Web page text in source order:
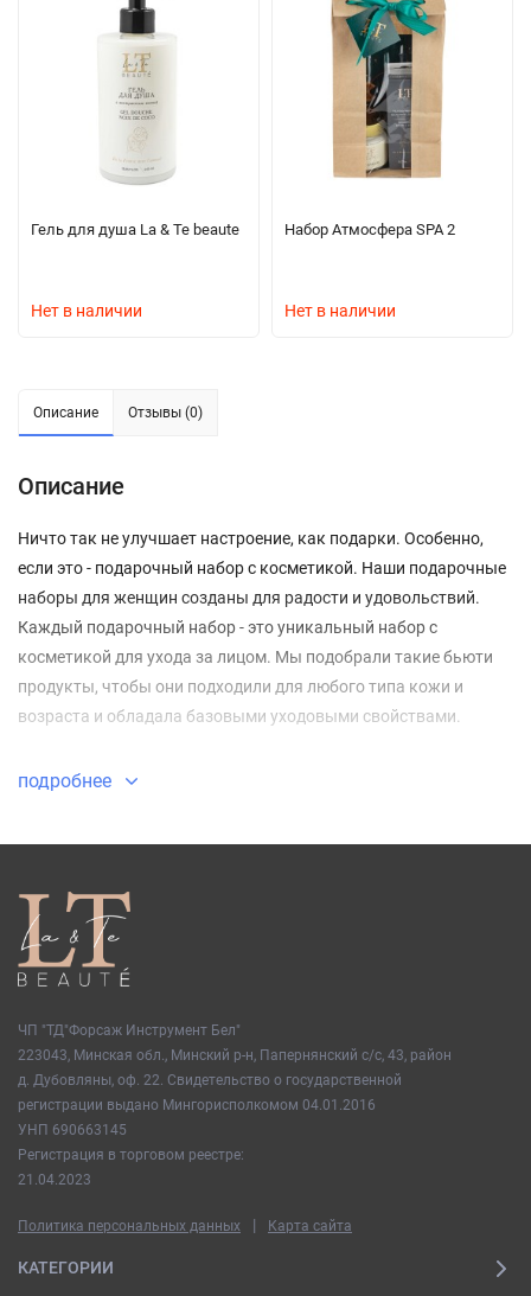
Гель для душа La & Te beaute
Нет в наличии
Набор Атмосфера SPA 2
Нет в наличии
Описание Отзывы (0)
Описание
Ничто так не улучшает настроение, как подарки. Особенно,
если это - подарочный набор с косметикой. Наши подарочные
наборы для женщин созданы для радости и удовольствий.
Каждый подарочный набор - это уникальный набор с
косметикой для ухода за лицом. Мы подобрали такие бьюти
продукты, чтобы они подходили для любого типа кожи и
возраста и обладала базовыми уходовыми свойствами.
Увлажняющий крем для лица и массажный ролик - подходят
попадать на лицо и мешать процессу.
Такой подарочный набор косметики для мамы, девушки,
подруги, сестры, коллеги - идеальный подарок на праздник.
подробнее
ЧП "ТД"Форсаж Инструмент Бел"
223043, Минская обл., Минский р-н, Папернянский с/с, 43, район
д. Дубовляны, оф. 22. Свидетельство о государственной
регистрации выдано Мингорисполкомом 04.01.2016
УНП 690663145
Регистрация в торговом реестре:
21.04.2023
Политика персональных данных | Карта сайта
КАТЕГОРИИ